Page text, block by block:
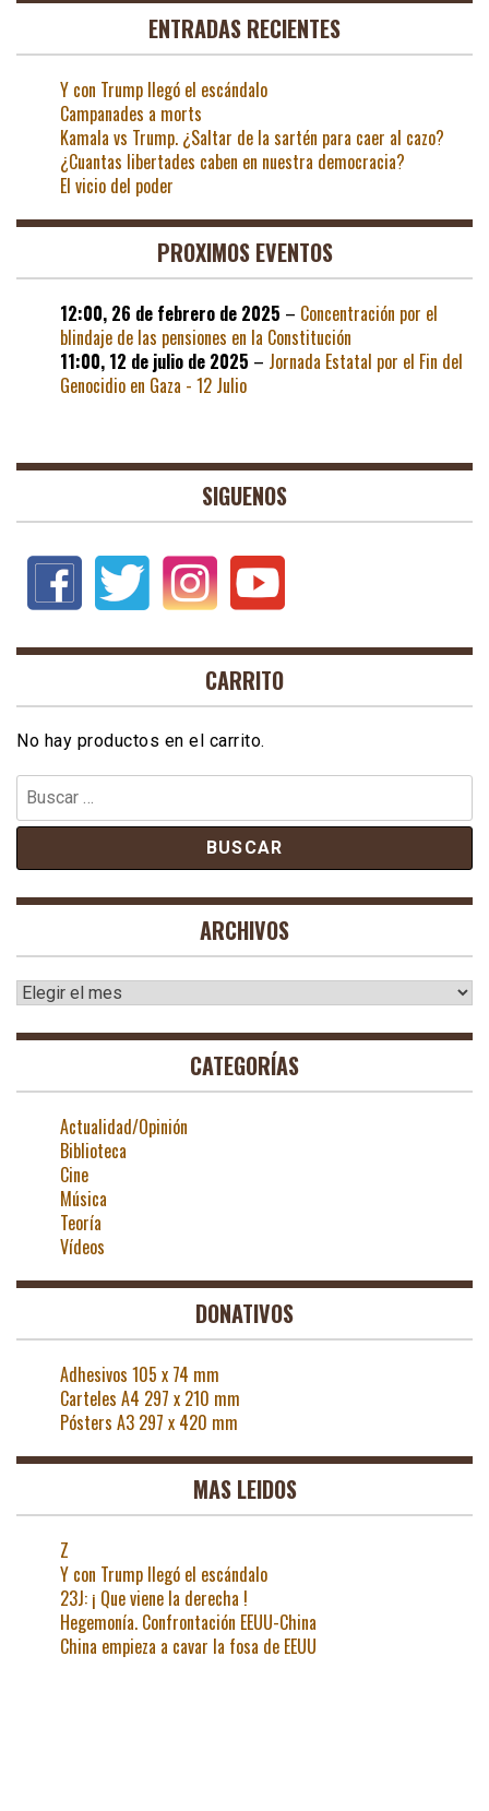
ENTRADAS RECIENTES
Y con Trump llegó el escándalo
Campanades a morts
Kamala vs Trump. ¿Saltar de la sartén para caer al cazo?
¿Cuantas libertades caben en nuestra democracia?
El vicio del poder
PROXIMOS EVENTOS
12:00, 26 de febrero de 2025 – Concentración por el
blindaje de las pensiones en la Constitución
11:00, 12 de julio de 2025 – Jornada Estatal por el Fin del
Genocidio en Gaza - 12 Julio
SIGUENOS
CARRITO
No hay productos en el carrito.
Buscar:
ARCHIVOS
Archivos
CATEGORÍAS
Actualidad/Opinión
Biblioteca
Cine
Música
Teoría
Vídeos
DONATIVOS
Adhesivos 105 x 74 mm
Carteles A4 297 x 210 mm
Pósters A3 297 x 420 mm
MAS LEIDOS
Z
Y con Trump llegó el escándalo
23J: ¡ Que viene la derecha !
Hegemonía. Confrontación EEUU-China
China empieza a cavar la fosa de EEUU